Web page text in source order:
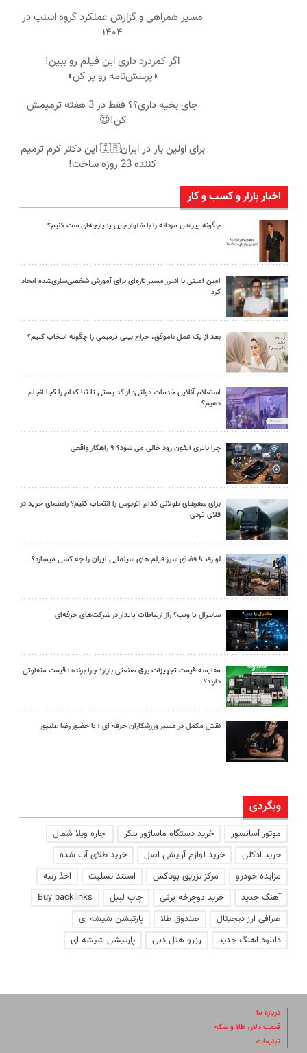
مسیر همراهی و گزارش عملکرد گروه اسنپ در
۱۴۰۴
اگر کمردرد داری این فیلم رو ببین!
◗پرسش‌نامه رو پر کن◖
جای بخیه داری؟؟ فقط در 3 هفته ترمیمش
کن!😍
برای اولین بار در ایران🇮🇷 این دکتر کرم ترمیم
کننده 23 روزه ساخت!
اخبار بازار و کسب و کار
چگونه پیراهن مردانه را با شلوار جین یا پارچه‌ای ست کنیم؟
امین امینی با اندرز مسیر تازه‌ای برای آموزش شخصی‌سازی‌شده ایجاد
کرد
بعد از یک عمل ناموفق، جراح بینی ترمیمی را چگونه انتخاب کنیم؟
استعلام آنلاین خدمات دولتی: از کد پستی تا ثنا کدام را کجا انجام
دهیم؟
چرا باتری آیفون زود خالی می شود؟ ۹ راهکار واقعی
برای سفرهای طولانی کدام اتوبوس را انتخاب کنیم؟ راهنمای خرید در
فلای تودی
لو رفت! فضای سبز فیلم های سینمایی ایران را چه کسی میسازد؟
سانترال یا ویپ؟ راز ارتباطات پایدار در شرکت‌های حرفه‌ای
مقایسه قیمت تجهیزات برق صنعتی بازار؛ چرا برندها قیمت متفاوتی
دارند؟
نقش مکمل در مسیر ورزشکاران حرفه ای ؛ با حضور رضا علیپور
وبگردی
موتور آسانسور خرید دستگاه ماساژور بلکر
اجاره ویلا شمال
خرید ادکلن
خرید لوازم آرایشی اصل
خرید طلای آب شده
مزایده خودرو
مرکز تزریق بوتاکس استند تسلیت
اخذ رتبه
آهنگ جدید
خرید دوچرخه برقی چاپ لیبل
Buy backlinks
صرافی ارز دیجیتال
صندوق طلا
پارتیشن شیشه ای
دانلود اهنگ جدید
رزرو هتل دبی پارتیشن شیشه ای
درباره ما
قیمت دلار، طلا و سکه
تبلیغات